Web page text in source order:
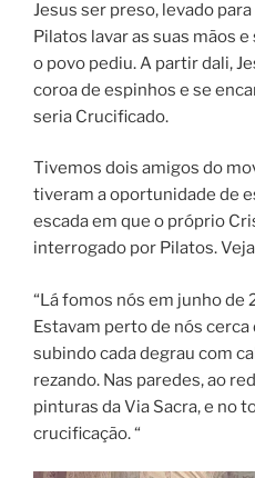
Jesus ser preso, levado
Pilatos lavar as suas mãos
o povo pediu. A partir dali,
coroa de espinhos e se
seria Crucificado.
Tivemos dois amigos do
tiveram a oportunidade de
escada em que o próprio
interrogado por Pilatos.
“Lá fomos nós em junho de
Estavam perto de nós cerca
subindo cada degrau com
rezando. Nas paredes, ao
pinturas da Via Sacra, e no
crucificação. “